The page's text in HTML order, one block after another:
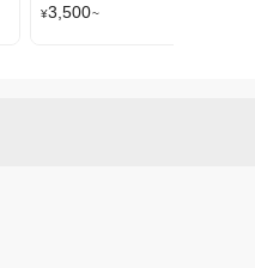
カタログ
¥3,500~